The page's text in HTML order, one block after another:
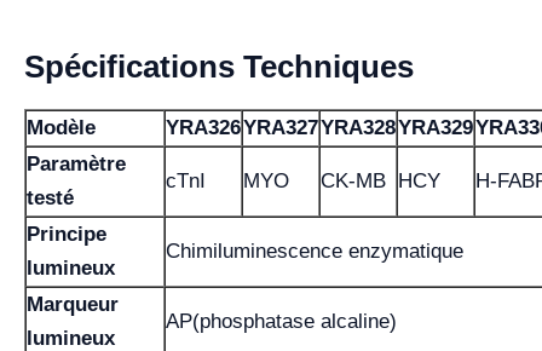
Spécifications Techniques
Modèle YRA326YRA327YRA328YRA329
Paramètre
testé
cTnI MYO CK-MB HCY H-
Principe
lumineux
Chimiluminescence enzymatique
Marqueur
lumineux
AP(phosphatase alcaline)